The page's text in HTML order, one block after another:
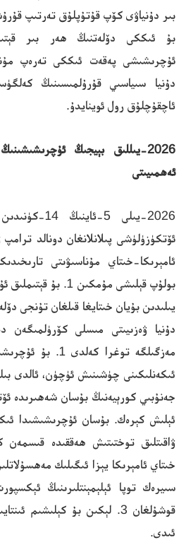
بۇ ئىككى دۆلەتنىڭ ھەر بىر
ئۇچرىشىشى پەقەت ئىككى تەرەپ
دۇنيا سىياسىي قۇرۇلمىسىنىڭ
ئاچقۇچلۇق رول ئوينايدۇ.
2026-يىللىق بېيجىڭ
ئەھمىيىتى
ئۆتكۈزۈلۈشى پىلانلانغان دونالد
ئامېرىكا-خىتاي مۇناسىۋىتى
يىلىدىن بۇيان خىتايغا قىلغان تۇنجى
دۇنيا ۋەزىيىتى مىسلى كۆرۈلمىگەن
مەزگىلگە توغرا
جەنۇبىي كورېيەنىڭ بۇسان شەھىرىدە
ئېلىش كېرەك. بۇسان ئۇچرىشىشىدا
ۋاقىتلىق توختىتىش ھەققىدە قىسمەن
خىتاي ئامېرىكا يېزا ئىگىلىك
سىيرەك توپا ئېلېمېنتلىرىنىڭ
قوشۇلغان 3. لېكىن بۇ كېلىشىم
ئىدى.